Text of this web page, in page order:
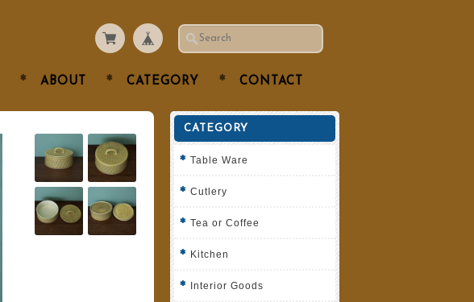
ABOUT CATEGORY CONTACT
CATEGORY
Table Ware
Cutlery
Tea or Coffee
Kitchen
Interior Goods